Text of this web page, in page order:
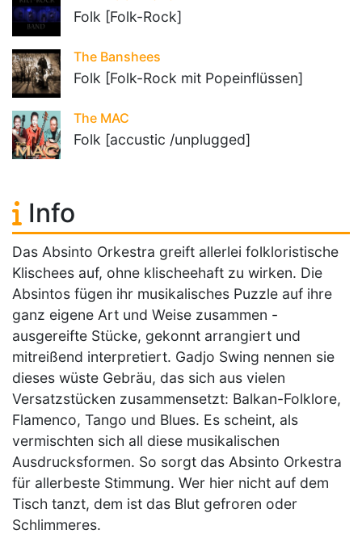
Folk [Folk-Rock]
The Banshees
Folk [Folk-Rock mit Popeinflüssen]
The MAC
Folk [accustic /unplugged]
Info
Das Absinto Orkestra greift allerlei folkloristische
Klischees auf, ohne klischeehaft zu wirken. Die
Absintos fügen ihr musikalisches Puzzle auf ihre
ganz eigene Art und Weise zusammen -
ausgereifte Stücke, gekonnt arrangiert und
mitreißend interpretiert. Gadjo Swing nennen sie
dieses wüste Gebräu, das sich aus vielen
Versatzstücken zusammensetzt: Balkan-Folklore,
Flamenco, Tango und Blues. Es scheint, als
vermischten sich all diese musikalischen
Ausdrucksformen. So sorgt das Absinto Orkestra
für allerbeste Stimmung. Wer hier nicht auf dem
Tisch tanzt, dem ist das Blut gefroren oder
Schlimmeres.